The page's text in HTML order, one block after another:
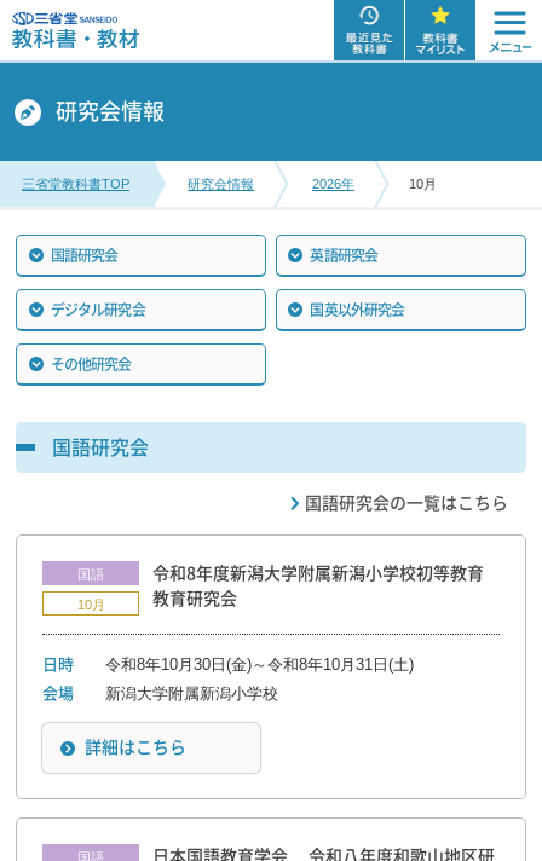
研究会情報
三省堂教科書TOP 研究会情報 2026年 10月
国語研究会 英語研究会
デジタル研究会 国英以外研究会
その他研究会
国語研究会
国語研究会の一覧はこちら
国語
10月
令和8年度新潟大学附属新潟小学校初等教育
教育研究会
日時 令和8年10月30日(金)～令和8年10月31日(土)
会場 新潟大学附属新潟小学校
詳細はこちら
国語
日本国語教育学会 令和八年度和歌山地区研